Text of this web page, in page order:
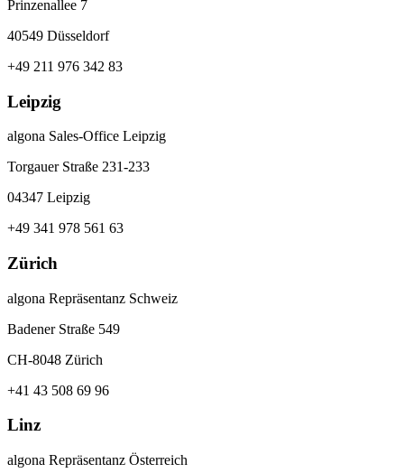
Prinzenallee 7
40549 Düsseldorf
+49 211 976 342 83
Leipzig
algona Sales-Office Leipzig
Torgauer Straße 231-233
04347 Leipzig
+49 341 978 561 63
Zürich
algona Repräsentanz Schweiz
Badener Straße 549
CH-8048 Zürich
+41 43 508 69 96
Linz
algona Repräsentanz Österreich